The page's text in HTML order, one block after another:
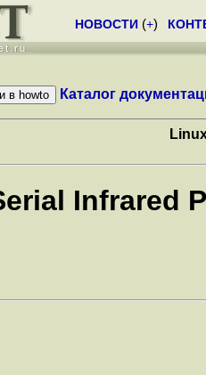
НОВОСТИ (+)
Каталог
Infrared